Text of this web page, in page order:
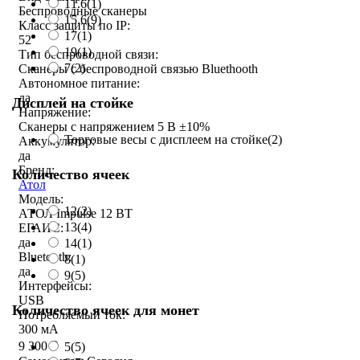
11.6(1)
15.6(9)
17(1)
19(1)
7(2)
Дисплей на стойке
Торговые весы с дисплеем на стойке(2)
Количество ячеек
12(2)
13(4)
14(1)
8(1)
9(5)
Количество ячеек для монет
5(5)
Беспроводные сканеры
Класс защиты по IP:
52
Тип беспроводной связи:
Сканеры с беспроводной связью Bluethooth
Автономное питание:
да
Напряжение:
Сканеры с напряжением 5 В ±10%
Аккумулятор:
да
Бренд:
Атол
Модель:
АТОЛ Impulse 12 BT
ЕГАИС:
да
Bluetooth:
да
Интерфейсы:
USB
Потребляемый ток:
300 мА
9 300₽